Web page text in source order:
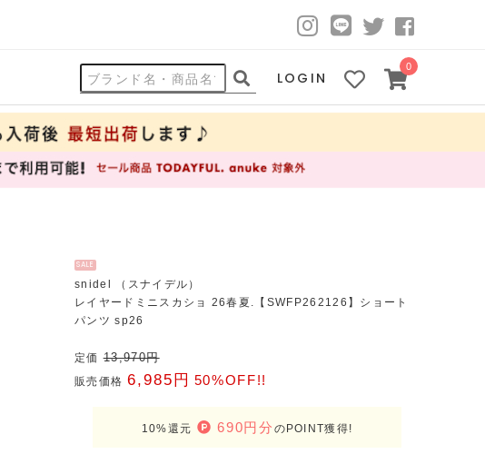
LOGIN
0
SALE
snidel （スナイデル）
レイヤードミニスカショ 26春夏.【SWFP262126】ショート
パンツ sp26
定価 13,970円
販売価格 6,985円 50%OFF!!
10%還元 690円分 のPOINT獲得!